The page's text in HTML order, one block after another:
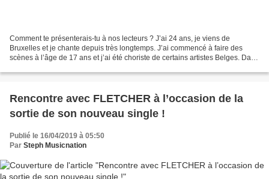
Comment te présenterais-tu à nos lecteurs ? J’ai 24 ans, je viens de
Bruxelles et je chante depuis très longtemps. J’ai commencé à faire des
scènes à l’âge de 17 ans et j’ai été choriste de certains artistes Belges. Dans
Rencontre avec FLETCHER à l’occasion de la
sortie de son nouveau single !
Publié le 16/04/2019 à 05:50
Par Steph Musicnation